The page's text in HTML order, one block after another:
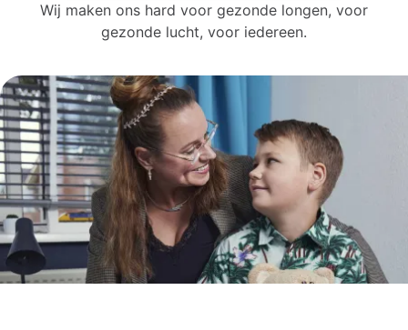
Wij maken ons hard voor gezonde longen, voor
gezonde lucht, voor iedereen.